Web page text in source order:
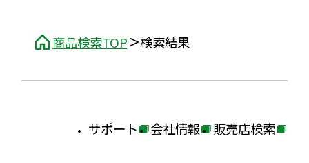
商品検索TOP 検索結果
外
サポート
外
会社情報
外
販売店検索